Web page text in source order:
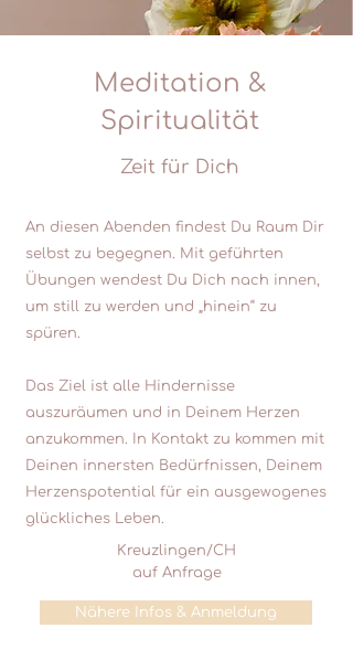
Meditation &
Spiritualität
Zeit für Dich
An diesen Abenden findest Du Raum Dir
selbst zu begegnen. Mit geführten
Übungen wendest Du Dich nach innen,
um still zu werden und „hinein“ zu
spüren.
Das Ziel ist alle Hindernisse
auszuräumen und in Deinem Herzen
anzukommen. In Kontakt zu kommen mit
Deinen innersten Bedürfnissen, Deinem
Herzenspotential für ein ausgewogenes
glückliches Leben.
Kreuzlingen/CH
auf Anfrage
Nähere Infos & Anmeldung